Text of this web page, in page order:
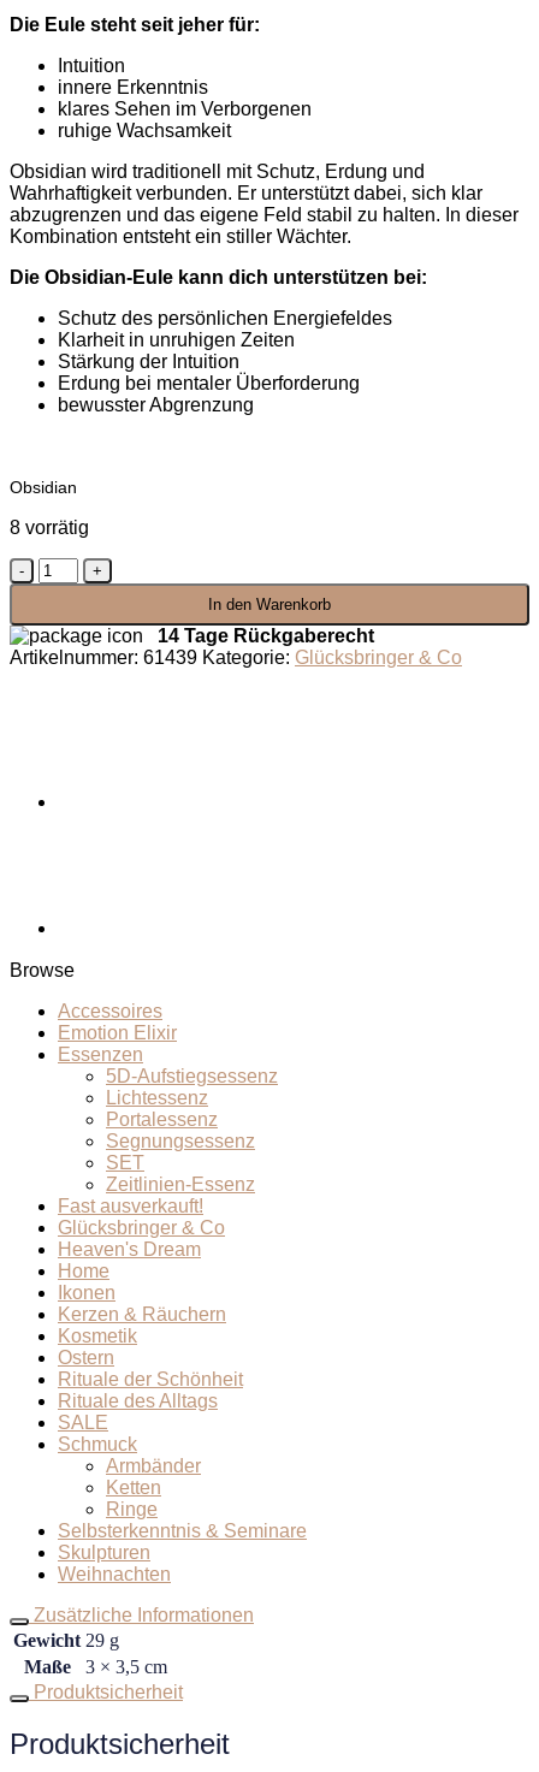
Die Eule steht seit jeher für:
Intuition
innere Erkenntnis
klares Sehen im Verborgenen
ruhige Wachsamkeit
Obsidian wird traditionell mit Schutz, Erdung und
Wahrhaftigkeit verbunden. Er unterstützt dabei, sich klar
abzugrenzen und das eigene Feld stabil zu halten. In dieser
Kombination entsteht ein stiller Wächter.
Die Obsidian-Eule kann dich unterstützen bei:
Schutz des persönlichen Energiefeldes
Klarheit in unruhigen Zeiten
Stärkung der Intuition
Erdung bei mentaler Überforderung
bewusster Abgrenzung
Obsidian
8 vorrätig
Obsidian-
Eule
In den Warenkorb
14 Tage Rückgaberecht
Artikelnummer: 61439 Kategorie: Glücksbringer & Co
Browse
Accessoires
Emotion Elixir
Essenzen
5D-Aufstiegsessenz
Lichtessenz
Portalessenz
Segnungsessenz
SET
Zeitlinien-Essenz
Fast ausverkauft!
Glücksbringer & Co
Heaven's Dream
Home
Ikonen
Kerzen & Räuchern
Kosmetik
Ostern
Rituale der Schönheit
Rituale des Alltags
SALE
Schmuck
Armbänder
Ketten
Ringe
Selbsterkenntnis & Seminare
Skulpturen
Weihnachten
Zusätzliche Informationen
Gewicht 29 g
Maße
3 × 3,5 cm
Produktsicherheit
Produktsicherheit